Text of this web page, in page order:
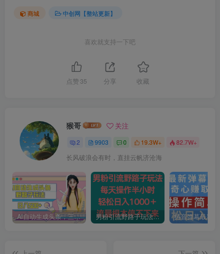
商城 中创网【整站更新】
喜欢就支持一下吧
点赞 35 分享 收藏
猴哥 关注
2 9903 0 19.3W+ 82.7W+
长风破浪会有时，直挂云帆济沧海
AI自动生成头条，三天必起号，三分钟轻松发布内容，复制粘贴，保姆级教… 男粉引流野路子玩法，每天操作半小时轻松日入1000＋，流量根本停不下来